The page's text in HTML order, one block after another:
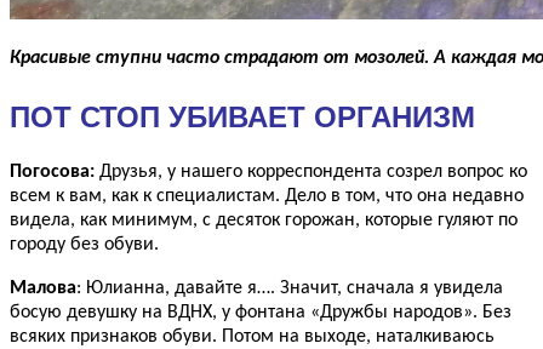
Красивые ступни часто страдают от мозолей. А каждая
ПОТ СТОП УБИВАЕТ ОРГАНИЗМ
Погосова: Друзья, у нашего корреспондента созрел вопрос ко
всем к вам, как к специалистам. Дело в том, что она недавно
видела, как минимум, с десяток горожан, которые гуляют по
городу без обуви.
Малова: Юлианна, давайте я…. Значит, сначала я увидела
босую девушку на ВДНХ, у фонтана «Дружбы народов». Без
всяких признаков обуви. Потом на выходе, наталкиваюсь